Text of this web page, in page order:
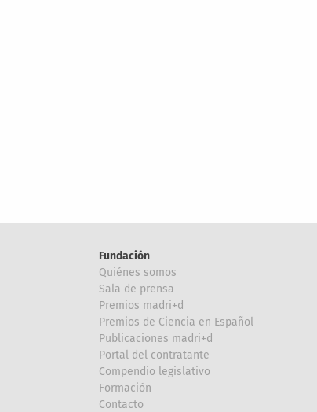
Fundación
Quiénes somos
Sala de prensa
Premios madri+d
Premios de Ciencia en Español
Publicaciones madri+d
Portal del contratante
Compendio legislativo
Formación
Contacto